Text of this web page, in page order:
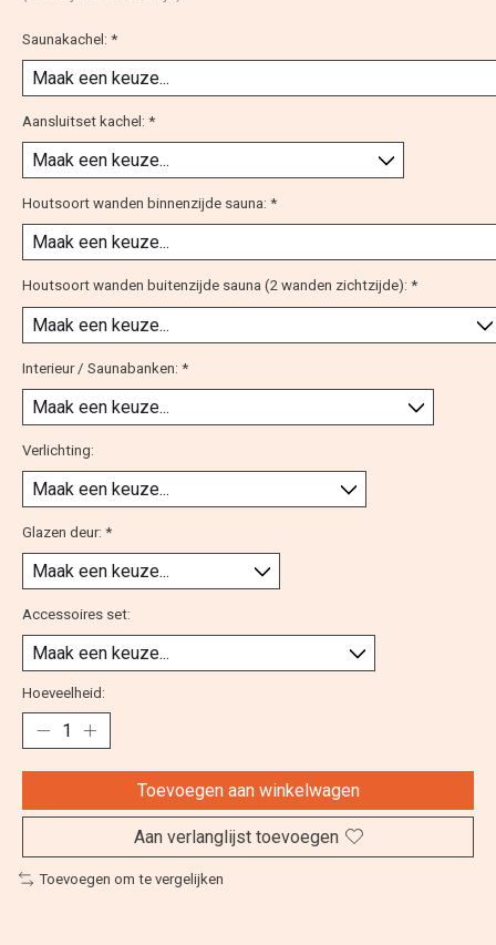
Saunakachel: *
Aansluitset kachel: *
Houtsoort wanden binnenzijde sauna: *
Houtsoort wanden buitenzijde sauna (2 wanden zichtzijde): *
Interieur / Saunabanken: *
Verlichting:
Glazen deur: *
Accessoires set:
Hoeveelheid:
Toevoegen aan winkelwagen
Aan verlanglijst toevoegen
Toevoegen om te vergelijken